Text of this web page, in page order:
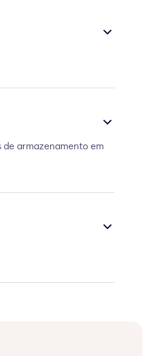
de armazenamento em